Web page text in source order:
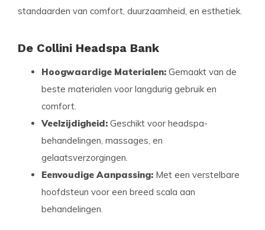
standaarden van comfort, duurzaamheid, en esthetiek.
De Collini Headspa Bank
Hoogwaardige Materialen: Gemaakt van de
beste materialen voor langdurig gebruik en
comfort.
Veelzijdigheid: Geschikt voor headspa-
behandelingen, massages, en
gelaatsverzorgingen.
Eenvoudige Aanpassing: Met een verstelbare
hoofdsteun voor een breed scala aan
behandelingen.